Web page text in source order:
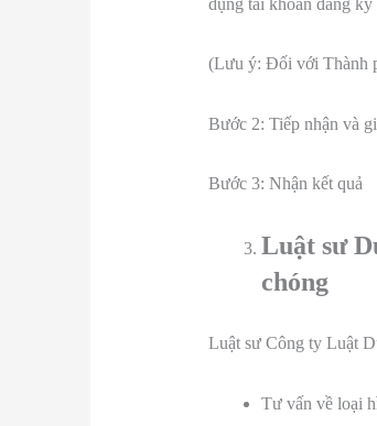
(Lưu ý: Đối với Thành
Bước 2: Tiếp nhận và
Bước 3: Nhận kết quả
Luật sư
chóng
Luật sư Công ty Luật
Tư vấn về loại